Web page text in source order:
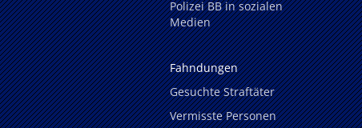
Polizei BB in sozialen
Medien
Fahndungen
Gesuchte Straftäter
Vermisste Personen